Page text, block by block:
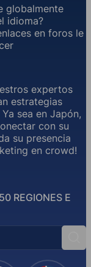
REGIONES E
globalmente
idioma?
en foros le
expertos
estrategias
sea en Japón,
con su
su presencia
en crowd!